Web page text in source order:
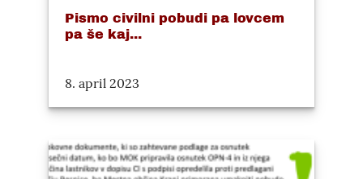
Pismo civilni pobudi pa lovcem
pa še kaj...
8. april 2023